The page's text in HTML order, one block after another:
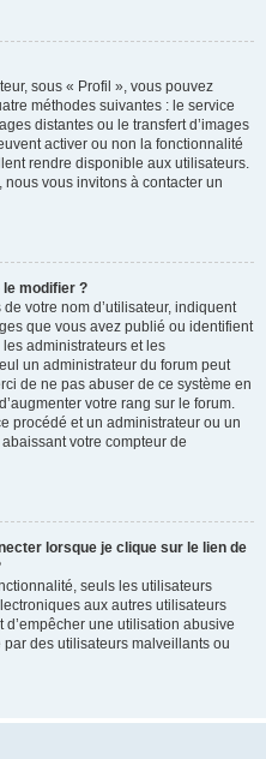
sous « Profil », vous pouvez
méthodes suivantes : le service
distantes ou le transfert d’images
activer ou non la fonctionnalité
rendre disponible aux utilisateurs.
vous invitons à contacter un
le modifier ?
votre nom d’utilisateur, indiquent
que vous avez publié ou identifient
administrateurs et les
un administrateur du forum peut
de ne pas abuser de ce système en
votre rang sur le forum.
procédé et un administrateur ou un
votre compteur de
lorsque je clique sur le lien de
seuls les utilisateurs
aux autres utilisateurs
une utilisation abusive
des utilisateurs malveillants ou